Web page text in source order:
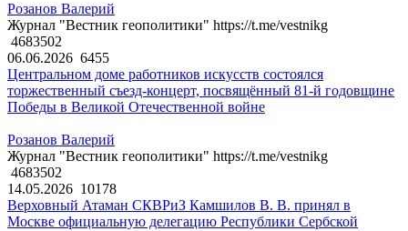
Розанов Валерий
Журнал "Вестник геополитики" https://t.me/vestnikg
4683502
06.06.2026 6455
Центральном доме работников искусств состоялся
торжественный съезд-концерт, посвящённый 81-й годовщине
Победы в Великой Отечественной войне
Розанов Валерий
Журнал "Вестник геополитики" https://t.me/vestnikg
4683502
14.05.2026 10178
Верховный Атаман СКВРиЗ Камшилов В. В. принял в
Москве официальную делегацию Республики Сербской